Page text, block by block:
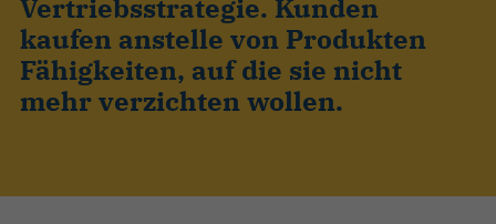
Vertriebsstrategie. Kunden
kaufen anstelle von Produkten
Fähigkeiten, auf die sie nicht
mehr verzichten wollen.